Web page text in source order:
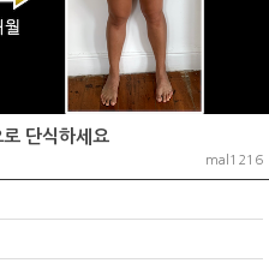
단식하세요
mal1216